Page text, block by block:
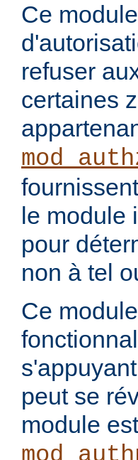
Ce
refuser
certaines
le module
pour
non à tel
Ce
peut se
module